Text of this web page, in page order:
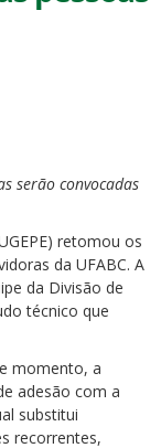
serão convocadas
retomou os
da UFABC. A
da Divisão de
técnico que
momento, a
adesão com a
substitui
recorrentes,